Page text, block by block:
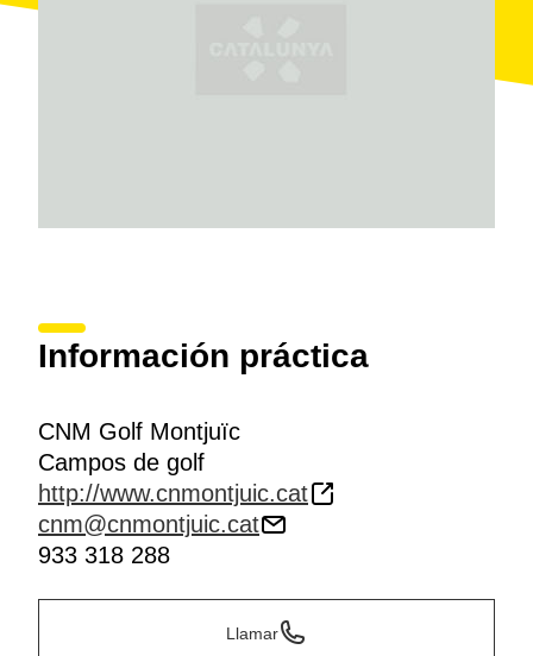
Información práctica
CNM Golf Montjuïc
Campos de golf
http://www.cnmontjuic.cat
cnm@cnmontjuic.cat
933 318 288
Llamar